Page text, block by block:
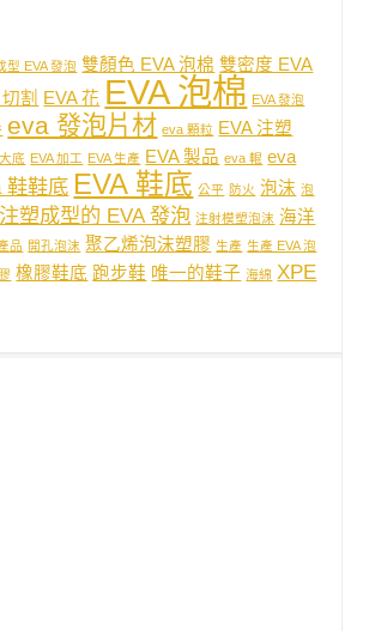
型 EVA 發泡 雙顏色 EVA 泡棉 雙密度 EVA
割 EVA 花 EVA 泡棉 EVA 發泡
eva 發泡片材 eva 顆粒 EVA 注塑
底 EVA 加工 EVA 生產 EVA 製品 eva 輥 eva
鞋鞋底 EVA 鞋底 公平 防火 泡沫 泡
注塑成型的 EVA 發泡 注射模塑泡沫 海洋
品 開孔泡沫 聚乙烯泡沫塑膠 生產 生產 EVA 泡
橡膠鞋底 跑步鞋 唯一的鞋子 海綿 XPE